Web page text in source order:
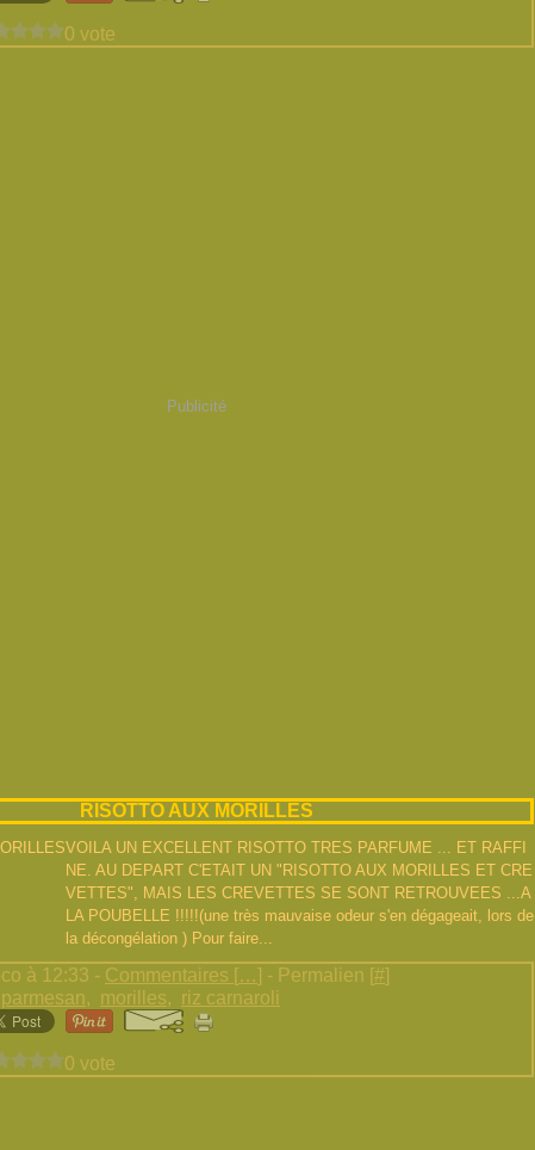
0 vote
Publicité
RISOTTO AUX MORILLES
VOILA UN EXCELLENT RISOTTO TRES PARFUME ... ET RAFFI
NE. AU DEPART C'ETAIT UN "RISOTTO AUX MORILLES ET CRE
VETTES", MAIS LES CREVETTES SE SONT RETROUVEES ...A
LA POUBELLE !!!!!(une très mauvaise odeur s'en dégageait, lors de
la décongélation ) Pour faire...
à 12:33 - Commentaires […] - Permalien [#]
parmesan, morilles, riz carnaroli
0 vote